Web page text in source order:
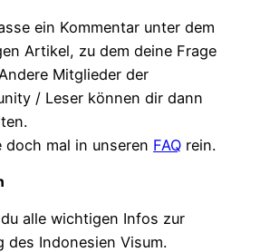
ein Kommentar unter dem
Artikel, zu dem deine Frage
Mitglieder der
/ Leser können dir dann
doch mal in unseren FAQ rein.
alle wichtigen Infos zur
des Indonesien Visum.